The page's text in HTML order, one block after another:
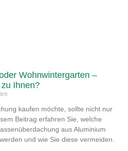
Wohnwintergarten –
Ihnen?
kaufen möchte, sollte nicht nur
Beitrag erfahren Sie, welche
aus Aluminium
und wie Sie diese vermeiden.